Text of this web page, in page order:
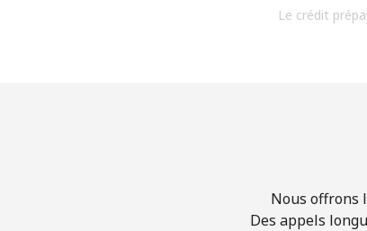
Le crédit
Nous offrons
Des appels